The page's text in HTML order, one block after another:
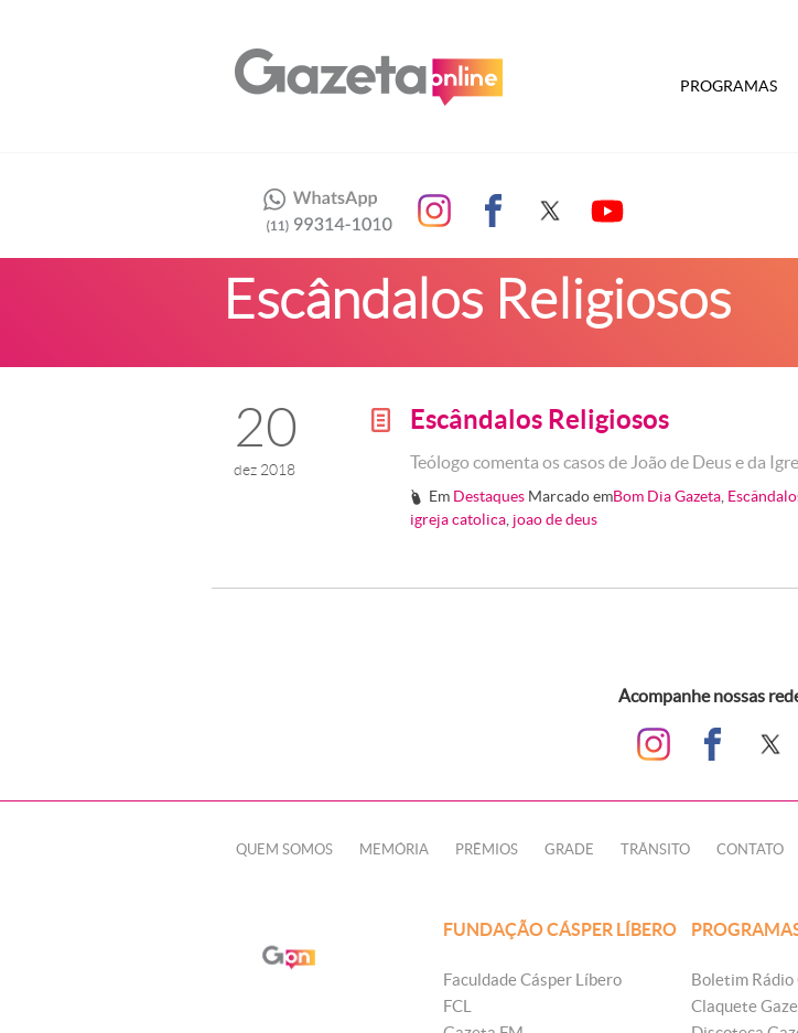
PROGRAMAS
Escândalos Religiosos
20
dez 2018
g Escândalos Religiosos
Teólogo comenta os casos de João de Deus e da
# Em Destaques Marcado emBom Dia Gazeta
igreja catolica joao de deus
Acompanhe nossas
QUEM SOMOS MEMÓRIA PRÊMIOS GRADE TRÂNSITO CONTATO
FUNDAÇÃO CÁSPER LÍBERO
Faculdade Cásper Líbero
FCL
Boletim Rádio
Claquete